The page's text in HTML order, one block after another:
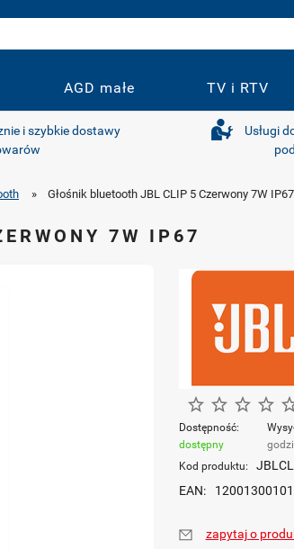
AGD małe TV i RTV
i szybkie dostawy
Usługi
» Głośnik bluetooth JBL CLIP 5 Czerwony 7W IP67
7W IP67
Dostępność:
dostępny
Kod produktu:
EAN:
zapytaj o